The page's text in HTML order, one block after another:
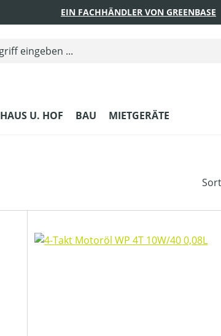
EIN FACHHÄNDLER VON GREENBASE
HAUS U. HOF BAU MIETGERÄTE